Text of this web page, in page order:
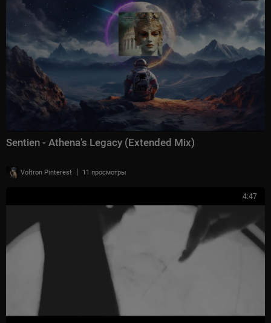
Sentien - Athena’s Legacy (Extended Mix)
Voltron Pinterest | 11 просмотры
4:47